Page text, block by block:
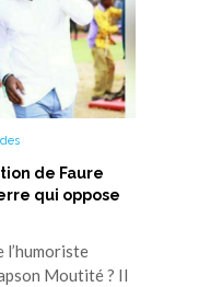
de Faure
qui oppose
Moutité ? Il